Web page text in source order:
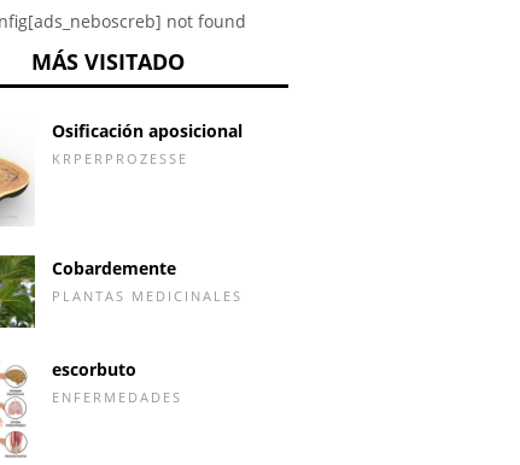
not found
MÁS VISITADO
Osificación aposicional
KRPERPROZESSE
Cobardemente
PLANTAS MEDICINALES
escorbuto
ENFERMEDADES